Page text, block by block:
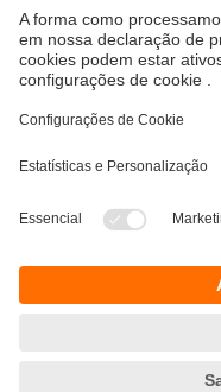
Optimize a sua
moneo Cloud é a
funcionamento das